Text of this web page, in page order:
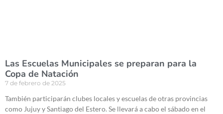
Las Escuelas Municipales se preparan para la
Copa de Natación
7 de febrero de 2025
También participarán clubes locales y escuelas de otras provincias
como Jujuy y Santiago del Estero. Se llevará a cabo el sábado en el